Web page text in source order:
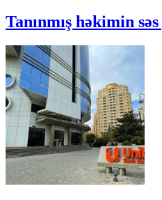
Tanınmış həkimin səs